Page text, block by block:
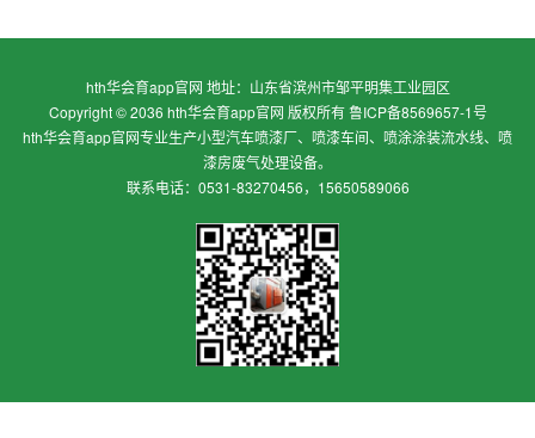
hth华会育app官网 地址： 山东省滨州市邹平明集工业园区
Copyright © 2036 hth华会育app官网 版权所有鲁ICP备8569657-1号
hth华会育app官网专业生产小型汽车喷漆厂、喷漆车间、喷涂涂装流水线、喷
漆房废气处理设备。
联系电话： 0531-83270456， 15650589066